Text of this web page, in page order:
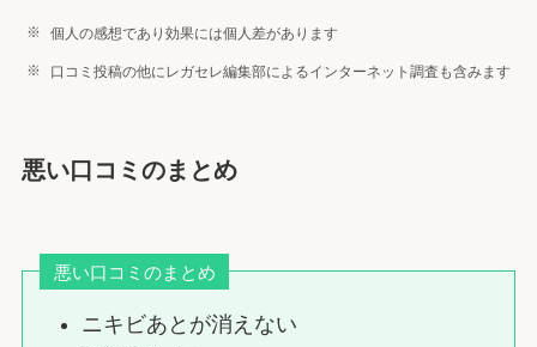
個人の感想であり効果には個人差があります
口コミ投稿の他にレガセレ編集部によるインターネット調査も含みます
悪い口コミのまとめ
悪い口コミのまとめ
ニキビあとが消えない